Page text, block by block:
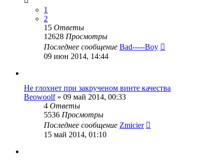
1
2
15 Ответы
12628 Просмотры
Последнее сообщение Bad-----Boy
09 июн 2014, 14:44
Не глохнет при закрученом винте качества
Beowoolf» 09 май 2014, 00:33
4 Ответы
5536 Просмотры
Последнее сообщение Zmicier
15 май 2014, 01:10